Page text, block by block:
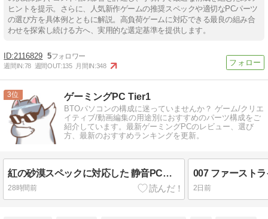
ヒントを提示。さらに、人気新作ゲームの推奨スペックや適切なPCパーツ
の選び方を具体例とともに解説。高負荷ゲームに対応できる最良の組み合
わせを探索し続ける方へ、実用的な選定基準を提供します。
2116829 5
週間IN:78 週間OUT:135 月間IN:348
3 ゲーミングPC Tier1
BTOパソコンの構成に迷っていませんか？ ゲーム/クリエ
イティブ/動画編集の用途別におすすめのパーツ構成をご
紹介しています。最新ゲーミングPCのレビュー、選び
方、最新のおすすめランキングを更新。
紅の砂漠スペックに対応した 静音PCは組めるのか？
28時間前 2日前